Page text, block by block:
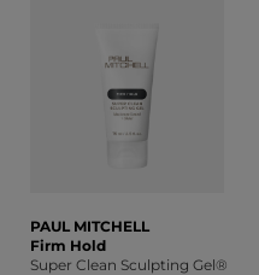
PAUL MITCHELL
Firm Hold
Super Clean Sculpting Gel®